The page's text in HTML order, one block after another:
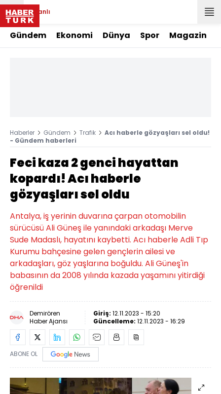
Canlı
Gündem Ekonomi Dünya Spor Magazin
Haberler Gündem Trafik
Acı haberle gözyaşları sel oldu!
- Gündem haberleri
Feci kaza 2 genci hayattan
kopardı! Acı haberle
gözyaşları sel oldu
Antalya, iş yerinin duvarına çarpan otomobilin
sürücüsü Ali Güneş ile yanındaki arkadaşı Merve
Sude Madaslı, hayatını kaybetti. Acı haberle Adli Tıp
Kurumu bahçesine gelen gençlerin ailesi ve
arkadaşları, göz yaşlarına boğuldu. Ali Güneş'in
babasının da 2008 yılında kazada yaşamını yitirdiği
öğrenildi
Demirören
Haber Ajansı
Giriş: 12.11.2023 - 15:20
Güncelleme: 12.11.2023 - 16:29
ABONE OL